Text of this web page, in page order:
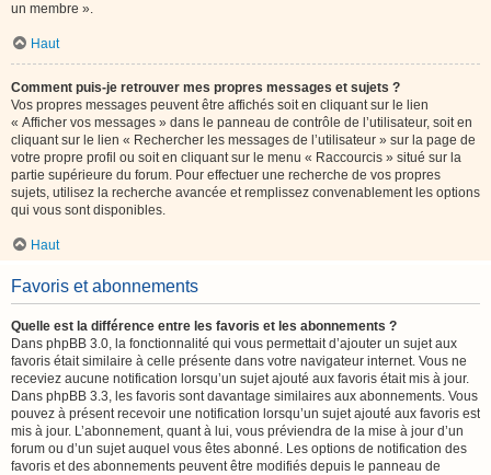
un membre ».
Haut
Comment puis-je retrouver mes propres messages et sujets ?
Vos propres messages peuvent être affichés soit en cliquant sur le lien
« Afficher vos messages » dans le panneau de contrôle de l’utilisateur, soit en
cliquant sur le lien « Rechercher les messages de l’utilisateur » sur la page de
votre propre profil ou soit en cliquant sur le menu « Raccourcis » situé sur la
partie supérieure du forum. Pour effectuer une recherche de vos propres
sujets, utilisez la recherche avancée et remplissez convenablement les options
qui vous sont disponibles.
Haut
Favoris et abonnements
Quelle est la différence entre les favoris et les abonnements ?
Dans phpBB 3.0, la fonctionnalité qui vous permettait d’ajouter un sujet aux
favoris était similaire à celle présente dans votre navigateur internet. Vous ne
receviez aucune notification lorsqu’un sujet ajouté aux favoris était mis à jour.
Dans phpBB 3.3, les favoris sont davantage similaires aux abonnements. Vous
pouvez à présent recevoir une notification lorsqu’un sujet ajouté aux favoris est
mis à jour. L’abonnement, quant à lui, vous préviendra de la mise à jour d’un
forum ou d’un sujet auquel vous êtes abonné. Les options de notification des
favoris et des abonnements peuvent être modifiés depuis le panneau de